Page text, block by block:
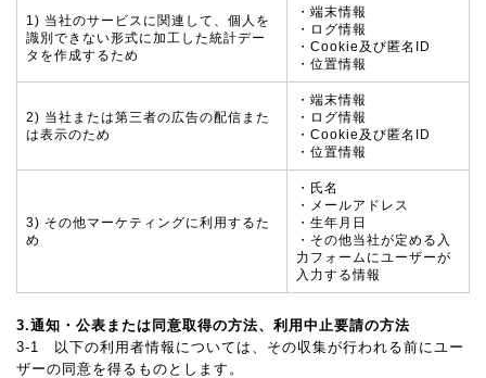
1) 当社のサービスに関連して、個人を
識別できない形式に加工した統計デー
タを作成するため
・端末情報
・ログ情報
・Cookie及び匿名ID
・位置情報
2) 当社または第三者の広告の配信また
は表示のため
・端末情報
・ログ情報
・Cookie及び匿名ID
・位置情報
3) その他マーケティングに利用するた
め
・氏名
・メールアドレス
・生年月日
・その他当社が定める入
力フォームにユーザーが
入力する情報
3.通知・公表または同意取得の方法、利用中止要請の方法
3-1 以下の利用者情報については、その収集が行われる前にユー
ザーの同意を得るものとします。